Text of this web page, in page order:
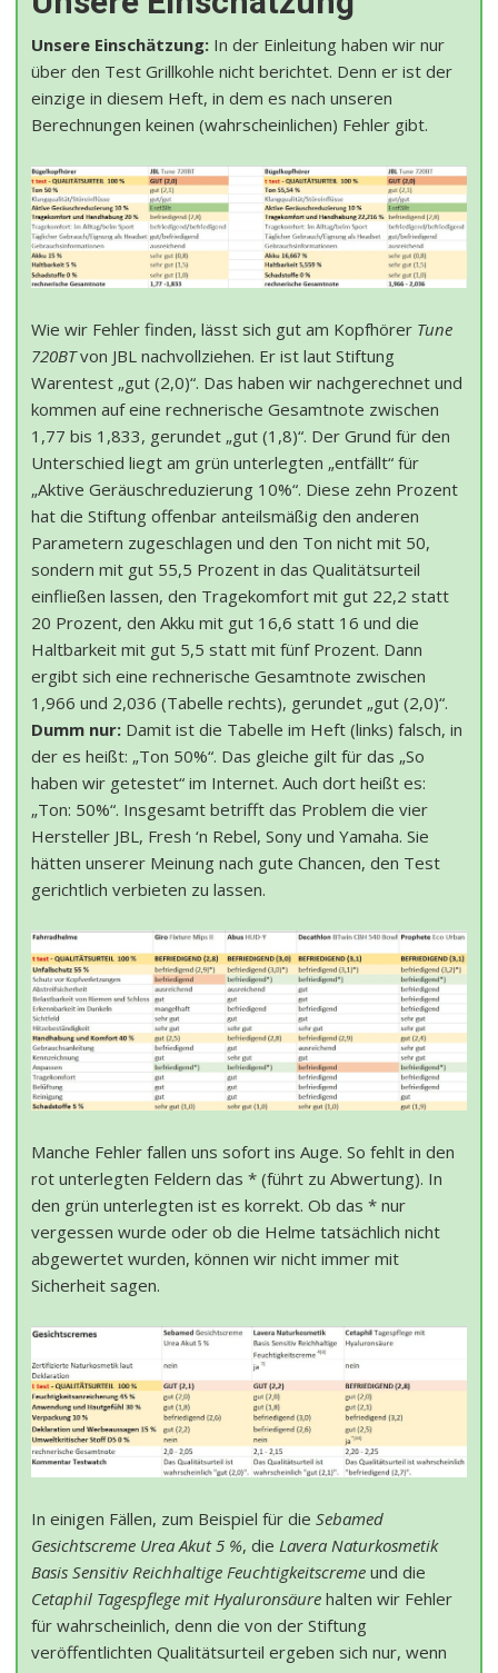
Unsere Einschätzung: In der Einleitung haben wir nur
über den Test Grillkohle nicht berichtet. Denn er ist der
einzige in diesem Heft, in dem es nach unseren
Berechnungen keinen (wahrscheinlichen) Fehler gibt.
Wie wir Fehler finden, lässt sich gut am Kopfhörer Tune
720BTvon JBL nachvollziehen. Er ist laut Stiftung
Warentest „gut (2,0)“. Das haben wir nachgerechnet und
kommen auf eine rechnerische Gesamtnote zwischen
1,77 bis 1,833, gerundet „gut (1,8)“. Der Grund für den
Unterschied liegt am grün unterlegten „entfällt“ für
„Aktive Geräuschreduzierung 10%“. Diese zehn Prozent
hat die Stiftung offenbar anteilsmäßig den anderen
Parametern zugeschlagen und den Ton nicht mit 50,
sondern mit gut 55,5 Prozent in das Qualitätsurteil
einfließen lassen, den Tragekomfort mit gut 22,2 statt
20 Prozent, den Akku mit gut 16,6 statt 16 und die
Haltbarkeit mit gut 5,5 statt mit fünf Prozent. Dann
ergibt sich eine rechnerische Gesamtnote zwischen
1,966 und 2,036 (Tabelle rechts), gerundet „gut (2,0)“.
Dumm nur: Damit ist die Tabelle im Heft (links) falsch, in
der es heißt: „Ton 50%“. Das gleiche gilt für das „So
haben wir getestet“ im Internet. Auch dort heißt es:
„Ton: 50%“. Insgesamt betrifft das Problem die vier
Hersteller JBL, Fresh ‘n Rebel, Sony und Yamaha. Sie
hätten unserer Meinung nach gute Chancen, den Test
gerichtlich verbieten zu lassen.
Manche Fehler fallen uns sofort ins Auge. So fehlt in den
rot unterlegten Feldern das * (führt zu Abwertung). In
den grün unterlegten ist es korrekt. Ob das * nur
vergessen wurde oder ob die Helme tatsächlich nicht
abgewertet wurden, können wir nicht immer mit
Sicherheit sagen.
In einigen Fällen, zum Beispiel für die Sebamed
Gesichtscreme Urea Akut 5 %, die Lavera Naturkosmetik
Basis Sensitiv Reichhaltige Feuchtigkeitscreme und die
Cetaphil Tagespflege mit Hyaluronsäure halten wir Fehler
für wahrscheinlich, denn die von der Stiftung
veröffentlichten Qualitätsurteil ergeben sich nur, wenn